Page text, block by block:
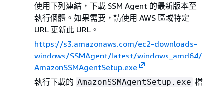
使用下列連結，下載 SSM Agent 的最新版本至
執行個體。如果需要，請使用 AWS 區域特定
URL 更新此 URL。
https://s3.amazonaws.com/ec2-downloads-
windows/SSMAgent/latest/windows_amd64/
AmazonSSMAgentSetup.exe
執行下載的 AmazonSSMAgentSetup.exe 檔